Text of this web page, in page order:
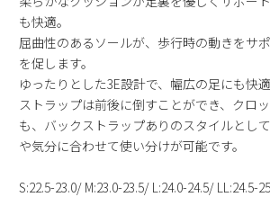
2026 年9月
日 月 火 水 木
6
7 8 9 10
13
14 15 16 17
20
21 22 23
も快適。
屈曲性のあるソールが、歩行時の動きをサ
を促します。
ゆったりとした3E設計で、幅広の足にも快
ストラップは前後に倒すことができ、クロ
も、バックストラップありのスタイルとし
や気分に合わせて使い分けが可能です。
S:22.5-23.0/ M:23.0-23.5/ L:24.0-24.5/ LL:24.5-